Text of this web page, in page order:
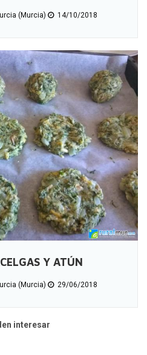
(Murcia) 14/10/2018
Y ATÚN
(Murcia) 29/06/2018
interesar